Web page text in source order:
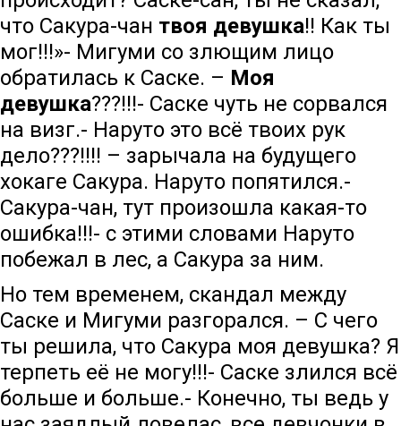
что Сакура-чан твоя девушка!! Как ты
мог!!!»- Мигуми со злющим лицо
обратилась к Саске. – Моя
девушка???!!!- Саске чуть не сорвался
на визг.- Наруто это всё твоих рук
дело???!!!! – зарычала на будущего
хокаге Сакура. Наруто попятился.-
Сакура-чан, тут произошла какая-то
ошибка!!!- с этими словами Наруто
побежал в лес, а Сакура за ним.
Но тем временем, скандал между
Саске и Мигуми разгорался. – С чего
ты решила, что Сакура моя девушка? Я
терпеть её не могу!!!- Саске злился всё
больше и больше.- Конечно, ты ведь у